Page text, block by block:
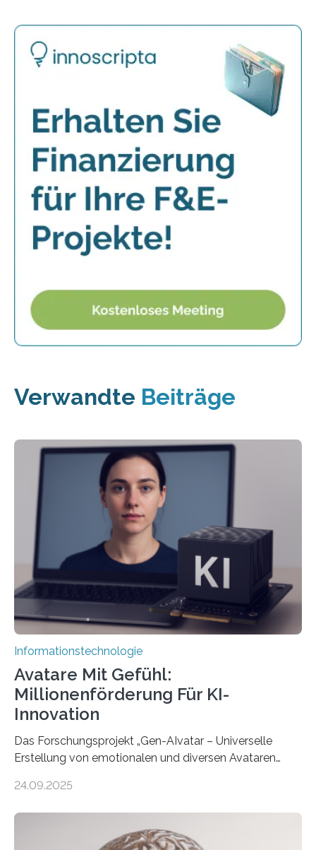
Verwandte Beiträge
Informationstechnologie
Avatare Mit Gefühl:
Millionenförderung Für KI-
Innovation
Das Forschungsprojekt „Gen-AIvatar – Universelle
Erstellung von emotionalen und diversen Avataren
Förderung in Höhe von rund 2 Millionen Euro. Dabei
der MindPort GmbH eine neuartige, KI-gestützte
24.09.2025